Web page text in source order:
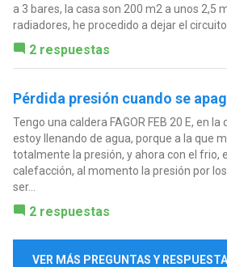
a 3 bares, la casa son 200 m2 a unos 2,5
radiadores, he procedido a dejar el circuito
2 respuestas
Pérdida presión cuando se
Tengo una caldera FAGOR FEB 20 E, en
estoy llenando de agua, porque a la que
totalmente la presión, y ahora con el frio,
calefacción, al momento la presión por
ser...
2 respuestas
VER MÁS PREGUNTAS Y